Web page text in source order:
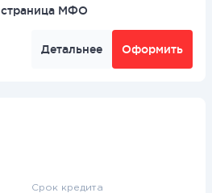
страница МФО
Детальнее Оформить
Срок кредита